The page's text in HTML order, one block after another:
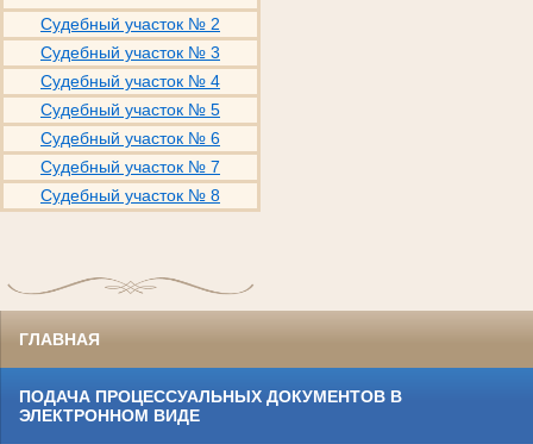
Судебный участок № 2
Судебный участок № 3
Судебный участок № 4
Судебный участок № 5
Судебный участок № 6
Судебный участок № 7
Судебный участок № 8
ГЛАВНАЯ
ПОДАЧА ПРОЦЕССУАЛЬНЫХ ДОКУМЕНТОВ В
ЭЛЕКТРОННОМ ВИДЕ